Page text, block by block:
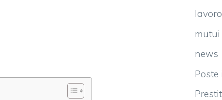
lavoro
mutui
news